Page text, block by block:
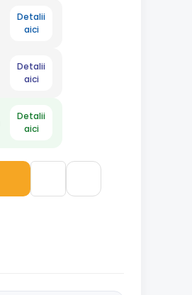
Detalii
aici
Detalii
aici
Detalii
aici